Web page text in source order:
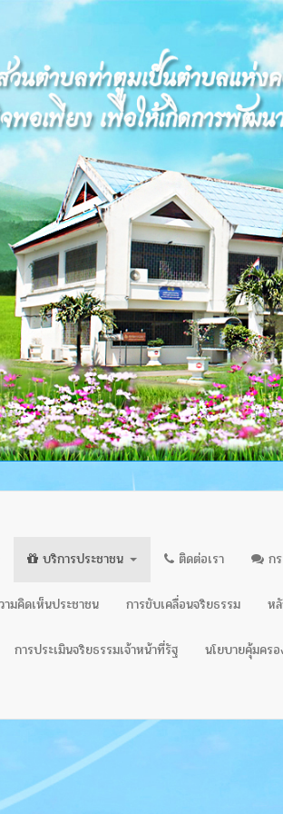
บริการประชาชน ติดต่อเรา ก
มคิดเห็นประชาชน การขับเคลื่อนจริยธรรม ห
การประเมินจริยธรรมเจ้าหน้าที่รัฐ นโยบายคุ้มคร